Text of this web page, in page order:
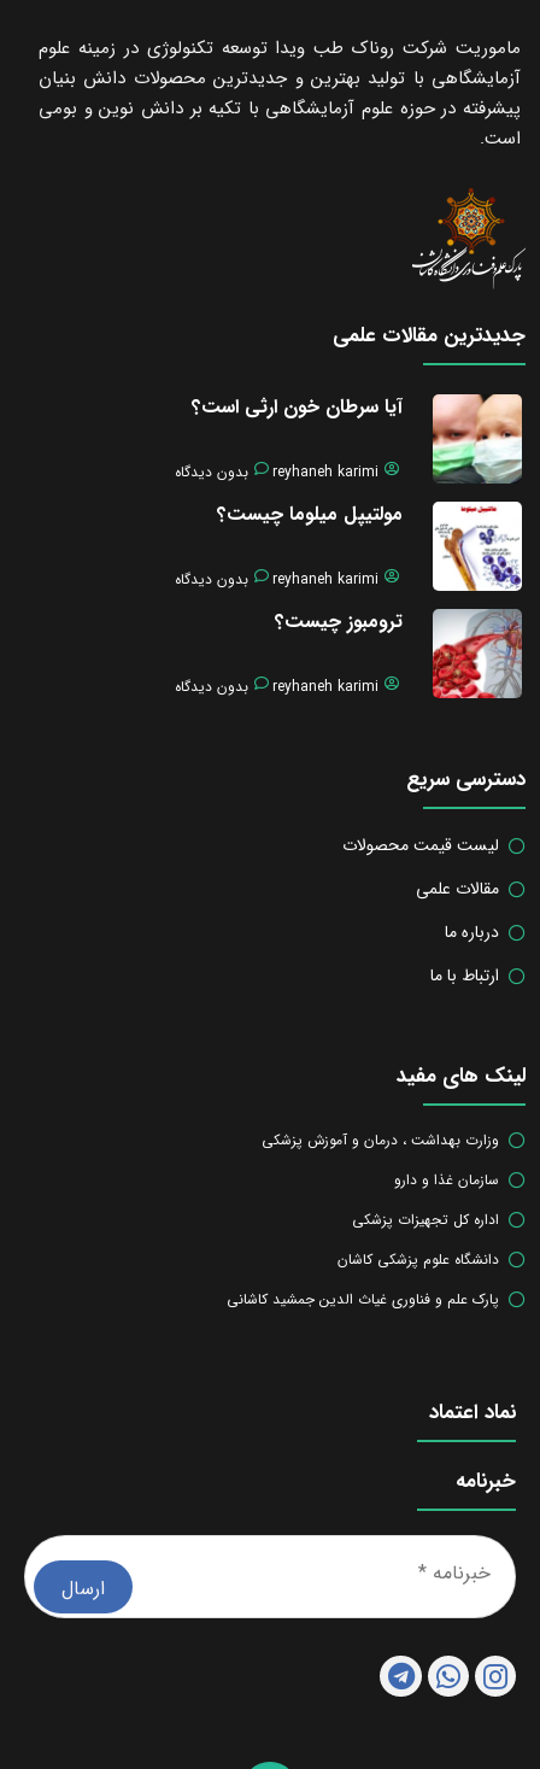
ماموریت شرکت روناک طب ویدا توسعه تکنولوژی در زمینه علوم
آزمایشگاهی با تولید بهترین و جدیدترین محصولات دانش بنیان
پیشرفته در حوزه علوم آزمایشگاهی با تکیه ‌بر دانش نوین و بومی
است.
جدیدترین مقالات علمی
آیا سرطان خون ارثی است؟
reyhaneh karimi بدون دیدگاه
مولتیپل میلوما چیست؟
reyhaneh karimi بدون دیدگاه
ترومبوز چیست؟
reyhaneh karimi بدون دیدگاه
دسترسی سریع
لیست قیمت محصولات
مقالات علمی
درباره ما
ارتباط با ما
لینک های مفید
وزارت بهداشت ، درمان و آموزش پزشکی
سازمان غذا و دارو
اداره کل تجهیزات پزشکی
دانشگاه علوم پزشکی کاشان
پارک علم و فناوری غیاث الدین جمشید کاشانی
نماد اعتماد
خبرنامه
*